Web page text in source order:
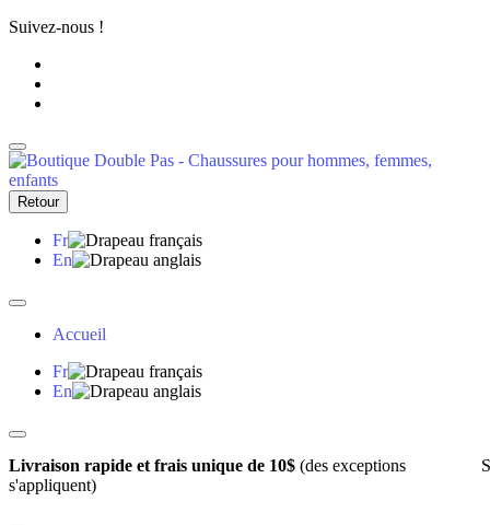
Suivez-nous !
Retour
Fr
En
Accueil
Fr
En
Livraison rapide et frais unique de 10$ (des exceptions
s'appliquent)